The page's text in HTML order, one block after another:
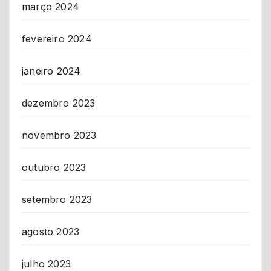
março 2024
fevereiro 2024
janeiro 2024
dezembro 2023
novembro 2023
outubro 2023
setembro 2023
agosto 2023
julho 2023